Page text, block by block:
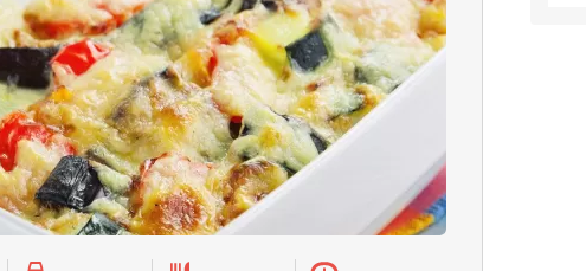
Pasqua
San Valentino